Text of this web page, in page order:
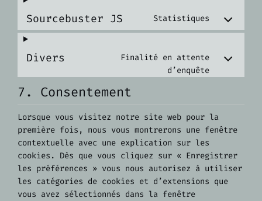
Sourcebuster JS Statistiques
Divers
Finalité en attente
d’enquête
7. Consentement
Lorsque vous visitez notre site web pour la
première fois, nous vous montrerons une fenêtre
contextuelle avec une explication sur les
cookies. Dès que vous cliquez sur « Enregistrer
les préférences » vous nous autorisez à utiliser
les catégories de cookies et d’extensions que
vous avez sélectionnés dans la fenêtre